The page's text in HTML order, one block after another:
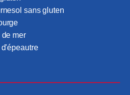
sans gluten
mer